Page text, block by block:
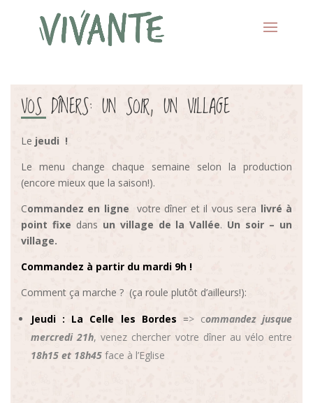
VOS DÎNERS: UN SOIR, UN VILLAGE
Le jeudi !
Le menu change chaque semaine selon la production
(encore mieux que la saison!).
Commandez en ligne votre dîner et il vous sera livré à
point fixe dans un village de la Vallée. Un soir – un
village.
Commandez à partir du mardi 9h !
Comment ça marche ? (ça roule plutôt d’ailleurs!):
Jeudi : La Celle les Bordes => commandez jusque
mercredi 21h, venez chercher votre dîner au vélo entre
18h15 et 18h45 face à l’Eglise